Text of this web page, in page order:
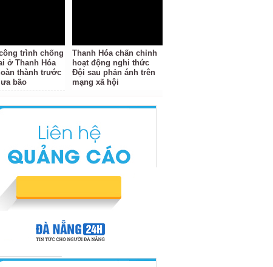
trình chống
ở Thanh Hóa
thành trước
bão
Thanh Hóa chấn chỉnh
hoạt động nghi thức
Đội sau phản ánh trên
mạng xã hội